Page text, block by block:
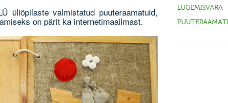
üliõpilaste valmistatud puuteraamatuid,
on pärit ka internetimaailmast.
LUGEMISVARA